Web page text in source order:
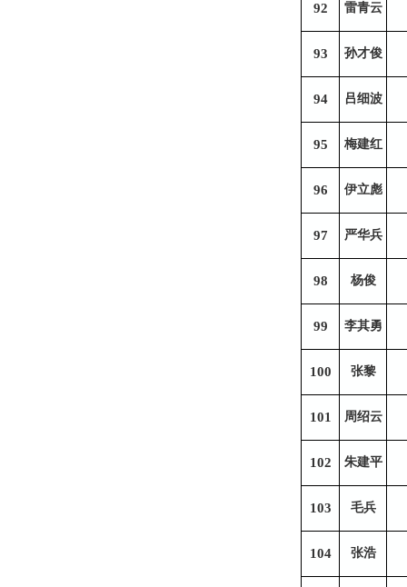
92 雷青云
93 孙才俊
94 吕细波
95 梅建红
96 伊立彪
97 严华兵
98 杨俊
99 李其勇
100 张黎
101 周绍云
102 朱建平
103 毛兵
104 张浩